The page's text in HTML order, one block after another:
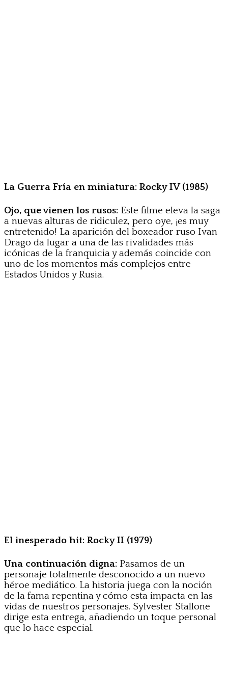
La Guerra Fría en miniatura: Rocky IV (1985)
Ojo, que vienen los rusos: Este filme eleva la saga
a nuevas alturas de ridiculez, pero oye, ¡es muy
entretenido! La aparición del boxeador ruso Ivan
Drago da lugar a una de las rivalidades más
icónicas de la franquicia y además coincide con
uno de los momentos más complejos entre
Estados Unidos y Rusia.
El inesperado hit: Rocky II (1979)
Una continuación digna: Pasamos de un
personaje totalmente desconocido a un nuevo
héroe mediático. La historia juega con la noción
de la fama repentina y cómo esta impacta en las
vidas de nuestros personajes. Sylvester Stallone
dirige esta entrega, añadiendo un toque personal
que lo hace especial.